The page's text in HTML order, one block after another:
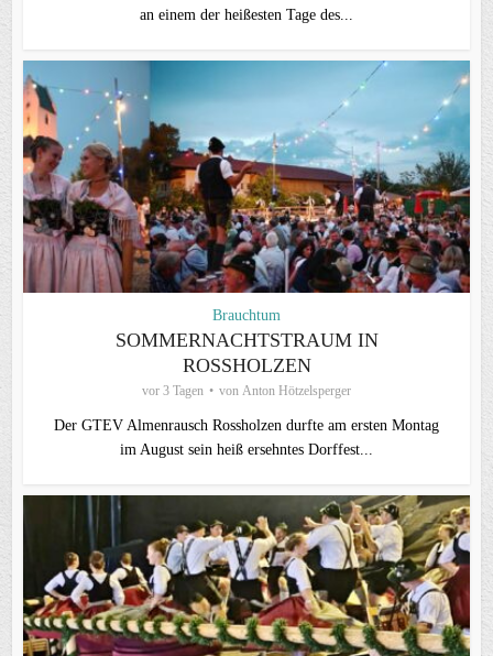
an einem der heißesten Tage des...
Brauchtum
SOMMERNACHTSTRAUM IN
ROSSHOLZEN
vor 3 Tagen von Anton Hötzelsperger
Der GTEV Almenrausch Rossholzen durfte am ersten Montag
im August sein heiß ersehntes Dorffest...